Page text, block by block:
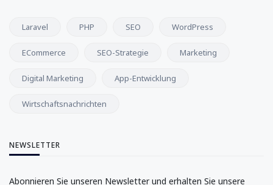
Laravel PHP SEO WordPress
ECommerce SEO-Strategie Marketing
Digital Marketing App-Entwicklung
Wirtschaftsnachrichten
NEWSLETTER
Abonnieren Sie unseren Newsletter und erhalten Sie unsere